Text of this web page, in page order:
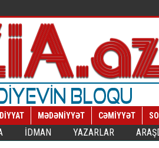
MƏDƏNİYYƏT CƏMİYYƏT
İDMAN YAZARLAR